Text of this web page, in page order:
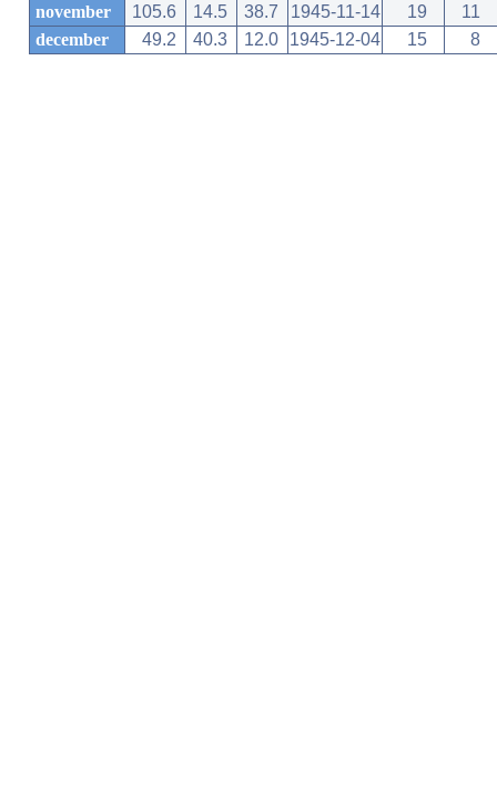
november
105.6 14.5 38.7 1945-11-14 19
11
december
49.2 40.3 12.0 1945-12-04 15 8